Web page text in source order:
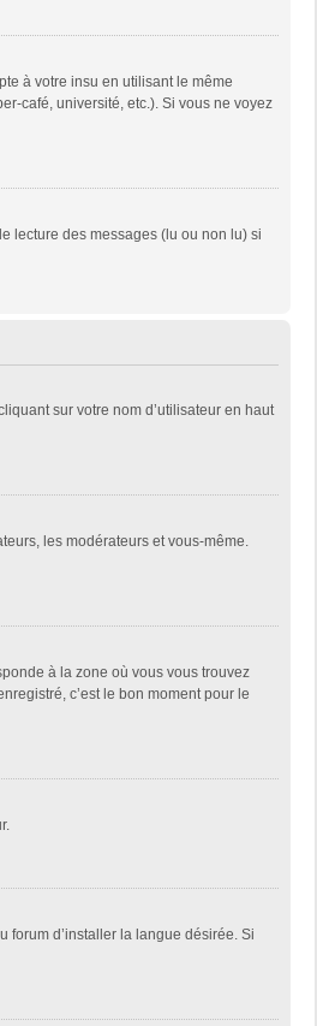
à votre insu en utilisant le même
café, université, etc.). Si vous ne voyez
lecture des messages (lu ou non lu) si
sur votre nom d’utilisateur en haut
les modérateurs et vous-même.
à la zone où vous vous trouvez
c’est le bon moment pour le
forum d’installer la langue désirée. Si